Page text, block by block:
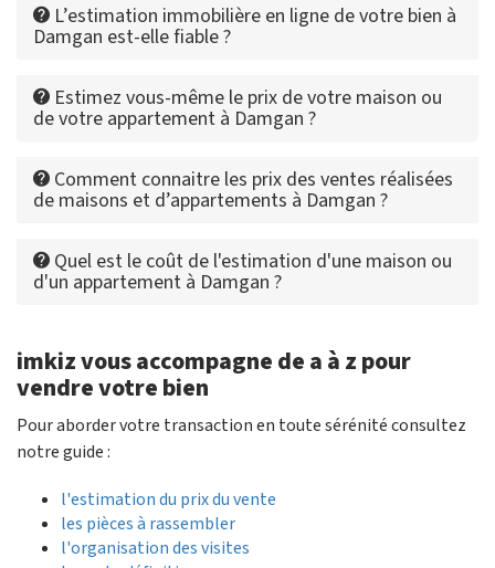
L’estimation immobilière en ligne de votre bien à
Damgan est-elle fiable ?
Estimez vous-même le prix de votre maison ou
de votre appartement à Damgan ?
Comment connaitre les prix des ventes réalisées
de maisons et d’appartements à Damgan ?
Quel est le coût de l'estimation d'une maison ou
d'un appartement à Damgan ?
imkiz vous accompagne de a à z pour
vendre votre bien
Pour aborder votre transaction en toute sérénité consultez
notre guide :
l'estimation du prix du vente
les pièces à rassembler
l'organisation des visites